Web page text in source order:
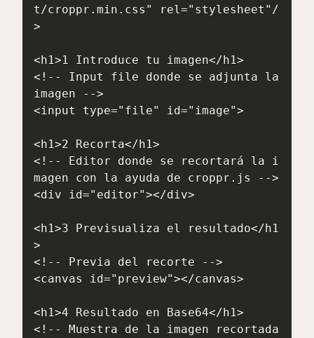
t/croppr.min.css" rel="stylesheet"/
>
<h1>1 Introduce tu imagen</h1>
<!-- Input file donde se adjunta la
imagen -->
<input type="file" id="image">
<h1>2 Recorta</h1>
<!-- Editor donde se recortará la i
magen con la ayuda de croppr.js -->
<div id="editor"></div>
<h1>3 Previsualiza el resultado</h1
>
<!-- Previa del recorte -->
<canvas id="preview"></canvas>
<h1>4 Resultado en Base64</h1>
<!-- Muestra de la imagen recortada